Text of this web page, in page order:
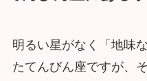
明るい星がなく「地味
たてんびん座ですが、